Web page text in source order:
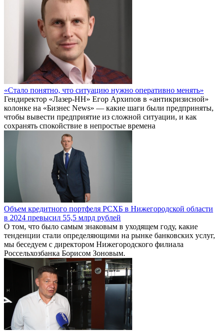
«Стало понятно, что ситуацию нужно оперативно менять»
Гендиректор «Лазер-НН» Егор Архипов в «антикризисной»
колонке на «Бизнес News» — какие шаги были предприняты,
чтобы вывести предприятие из сложной ситуации, и как
сохранять спокойствие в непростые времена
Объем кредитного портфеля РСХБ в Нижегородской области
в 2024 превысил 55,5 млрд рублей
О том, что было самым знаковым в уходящем году, какие
тенденции стали определяющими на рынке банковских услуг,
мы беседуем с директором Нижегородского филиала
Россельхозбанка Борисом Зоновым.